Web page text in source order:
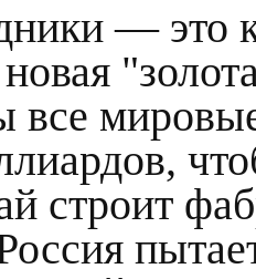
— это
все
строит